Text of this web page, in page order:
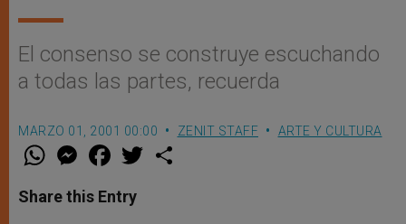
El consenso se construye escuchando
a todas las partes, recuerda
MARZO 01, 2001 00:00 ZENIT STAFF ARTE Y CULTURA
W
t
s
M
e
s
e
F
a
e
b
w
Share this Entry